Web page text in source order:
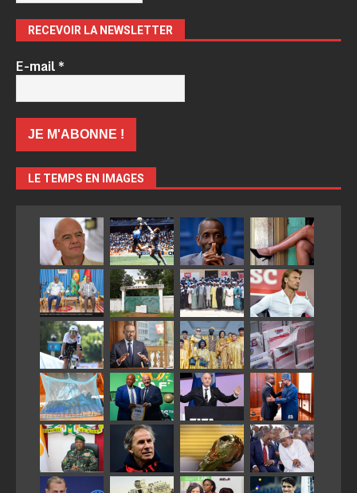
RECEVOIR LA NEWSLETTER
E-mail*
LE TEMPS EN IMAGES